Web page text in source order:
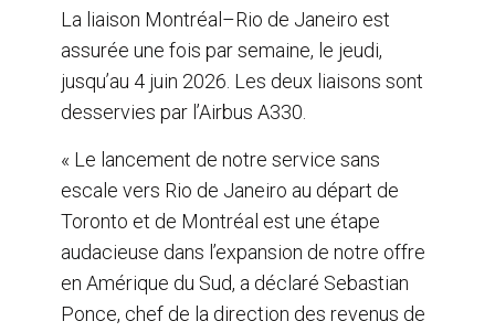
La liaison Montréal–Rio de Janeiro est
assurée une fois par semaine, le jeudi,
jusqu’au 4 juin 2026. Les deux liaisons sont
desservies par l’Airbus A330.
« Le lancement de notre service sans
escale vers Rio de Janeiro au départ de
Toronto et de Montréal est une étape
audacieuse dans l’expansion de notre offre
en Amérique du Sud, a déclaré Sebastian
Ponce, chef de la direction des revenus de